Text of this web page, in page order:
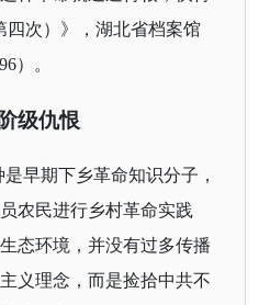
四次）》，湖北省档案馆
）。
阶级仇恨
早期下乡革命知识分子，
农民进行乡村革命实践
态环境，并没有过多传播
义理念，而是捡拾中共不